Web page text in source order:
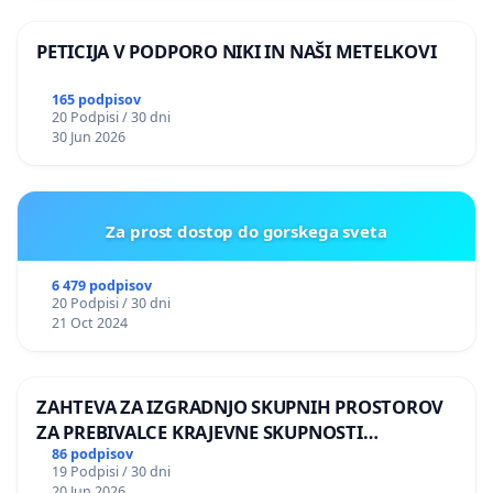
PETICIJA V PODPORO NIKI IN NAŠI METELKOVI
165 podpisov
20 Podpisi / 30 dni
30 Jun 2026
Za prost dostop do gorskega sveta
6 479 podpisov
20 Podpisi / 30 dni
21 Oct 2024
ZAHTEVA ZA IZGRADNJO SKUPNIH PROSTOROV
ZA PREBIVALCE KRAJEVNE SKUPNOSTI
PRESTRANEK
86 podpisov
19 Podpisi / 30 dni